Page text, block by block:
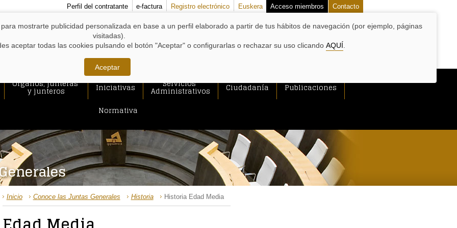
MENÚS
APOYO:
Perfil del contratante e-factura Registro electrónico Euskera Acceso miembros Contacto
Órganos, junteras
y junteros Iniciativas Servicios
Administrativos Ciudadanía
Publicaciones
Normativa
DE
A
Inicio Conoce las Juntas Generales Historia Historia Edad Media
CONTENIDO
mostrarte publicidad personalizada en base a un perfil elaborado a partir de tus hábitos de navegación (por ejemplo, páginas
visitadas).
aceptar todas las cookies pulsando el botón "Aceptar" o configurarlas o rechazar su uso clicando AQUÍ
Aceptar